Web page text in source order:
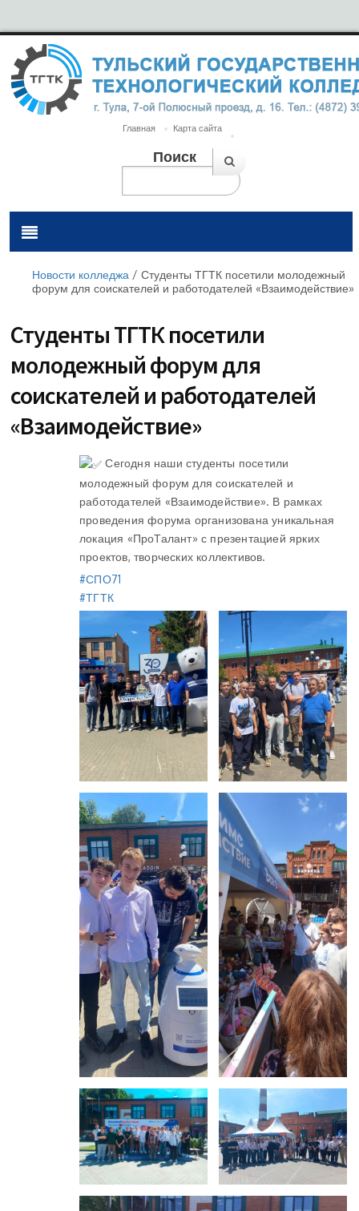
Главная Карта сайта
Поиск
Новости колледжа / Студенты ТГТК посетили молодежный
форум для соискателей и работодателей «Взаимодействие»
Студенты ТГТК посетили
молодежный форум для
соискателей и работодателей
«Взаимодействие»
Сегодня наши студенты посетили
молодежный форум для соискателей и
работодателей «Взаимодействие». В рамках
проведения форума организована уникальная
локация «ПроТалант» с презентацией ярких
проектов, творческих коллективов.
#СПО71
#ТГТК